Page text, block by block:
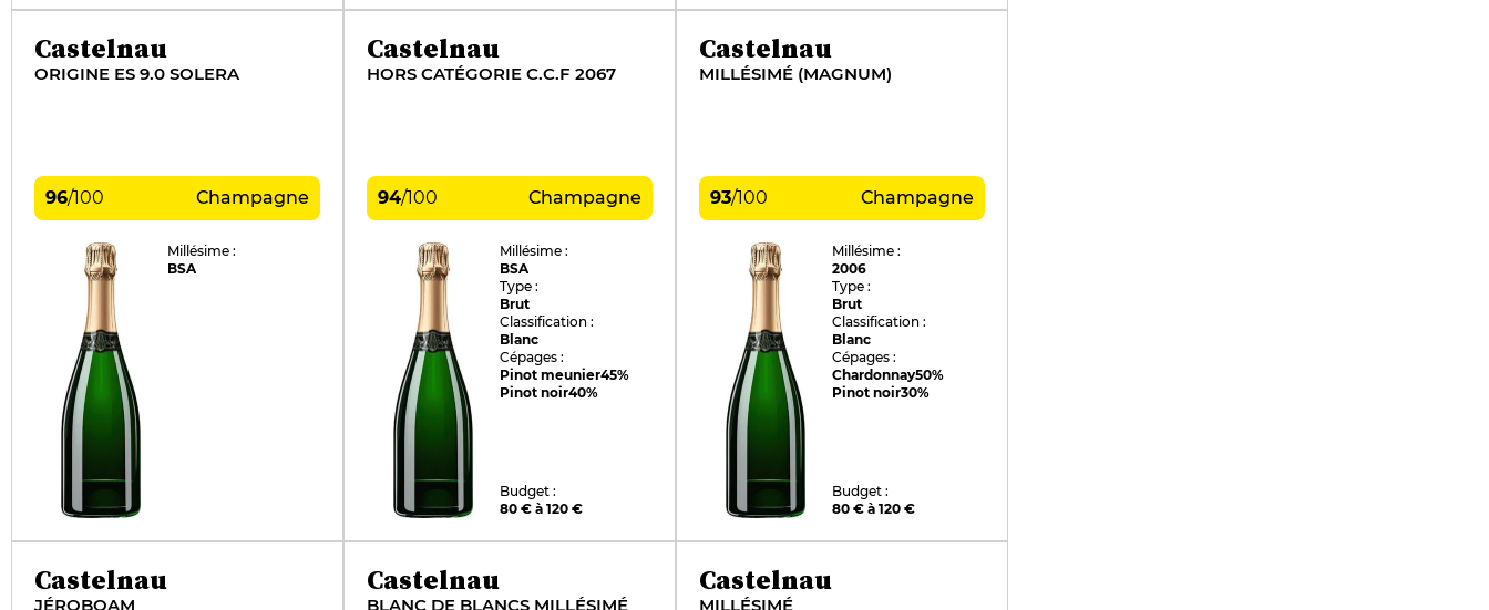
Castelnau
ORIGINE ES 9.0 SOLERA
96/100 Champagne
Millésime :
BSA
Castelnau
HORS CATÉGORIE C.C.F 2067
94/100 Champagne
Millésime :
BSA
Type :
Brut
Classification :
Blanc
Cépages :
Pinot meunier45%
Pinot noir40%
Budget :
80 € à 120 €
Castelnau
MILLÉSIMÉ (MAGNUM)
93/100 Champagne
Millésime :
2006
Type :
Brut
Classification :
Blanc
Cépages :
Chardonnay50%
Pinot noir30%
Budget :
80 € à 120 €
Castelnau
JÉROBOAM
Castelnau
BLANC DE BLANCS MILLÉSIMÉ
Castelnau
MILLÉSIMÉ